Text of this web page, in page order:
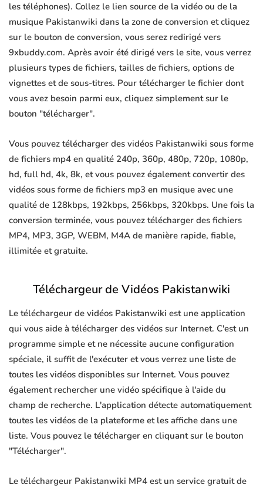
les téléphones). Collez le lien source de la vidéo ou de la
musique Pakistanwiki dans la zone de conversion et cliquez
sur le bouton de conversion, vous serez redirigé vers
9xbuddy.com. Après avoir été dirigé vers le site, vous verrez
plusieurs types de fichiers, tailles de fichiers, options de
vignettes et de sous-titres. Pour télécharger le fichier dont
vous avez besoin parmi eux, cliquez simplement sur le
bouton "télécharger".
Vous pouvez télécharger des vidéos Pakistanwiki sous forme
de fichiers mp4 en qualité 240p, 360p, 480p, 720p, 1080p,
hd, full hd, 4k, 8k, et vous pouvez également convertir des
vidéos sous forme de fichiers mp3 en musique avec une
qualité de 128kbps, 192kbps, 256kbps, 320kbps. Une fois la
conversion terminée, vous pouvez télécharger des fichiers
MP4, MP3, 3GP, WEBM, M4A de manière rapide, fiable,
illimitée et gratuite.
Téléchargeur de Vidéos Pakistanwiki
Le téléchargeur de vidéos Pakistanwiki est une application
qui vous aide à télécharger des vidéos sur Internet. C'est un
programme simple et ne nécessite aucune configuration
spéciale, il suffit de l'exécuter et vous verrez une liste de
toutes les vidéos disponibles sur Internet. Vous pouvez
également rechercher une vidéo spécifique à l'aide du
champ de recherche. L'application détecte automatiquement
toutes les vidéos de la plateforme et les affiche dans une
liste. Vous pouvez le télécharger en cliquant sur le bouton
"Télécharger".
Le téléchargeur Pakistanwiki MP4 est un service gratuit de